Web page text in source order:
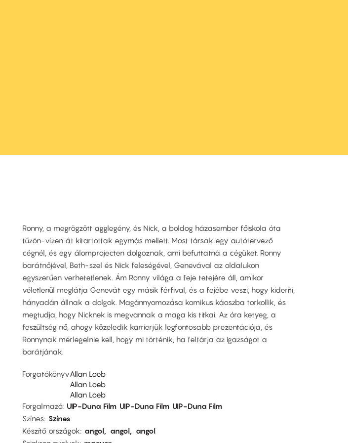
Ronny, a megrögzött agglegény, és Nick, a boldog házasember főiskola óta
tűzön-vízen át kitartottak egymás mellett. Most társak egy autótervező
cégnél, és egy álomprojecten dolgoznak, ami befuttatná a cégüket. Ronny
barátnőjével, Beth-szel és Nick feleségével, Genevával az oldalukon
egyszerűen verhetetlenek. Ám Ronny világa a feje tetejére áll, amikor
véletlenül meglátja Genevát egy másik férfival, és a fejébe veszi, hogy kideríti,
hányadán állnak a dolgok. Magánnyomozása komikus káoszba torkollik, és
megtudja, hogy Nicknek is megvannak a maga kis titkai. Az óra ketyeg, a
feszültség nő, ahogy közeledik karrierjük legfontosabb prezentációja, és
Ronnynak mérlegelnie kell, hogy mi történik, ha feltárja az igazságot a
barátjának.
ForgatókönyvAllan Loeb
Allan Loeb
Allan Loeb
Forgalmazó UIP-Duna Film UIP-Duna Film UIP-Duna Film
Színes Színes
Készítő országok
angol angol
angol